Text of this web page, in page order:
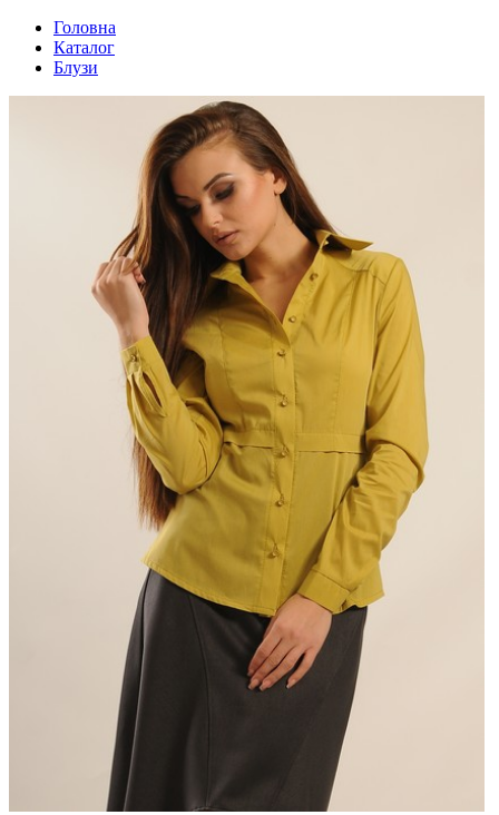
Головна
Каталог
Блузи